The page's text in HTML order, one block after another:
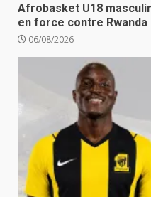
Afrobasket U18
en force contre Rwanda
06/08/2026